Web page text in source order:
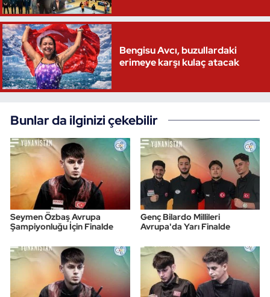
Bengisu Avcı, buzullardaki
erimeye karşı kulaç atacak
Bunlar da ilginizi çekebilir
Seymen Özbaş Avrupa
Şampiyonluğu İçin Finalde
Genç Bilardo Millileri
Avrupa'da Yarı Finalde